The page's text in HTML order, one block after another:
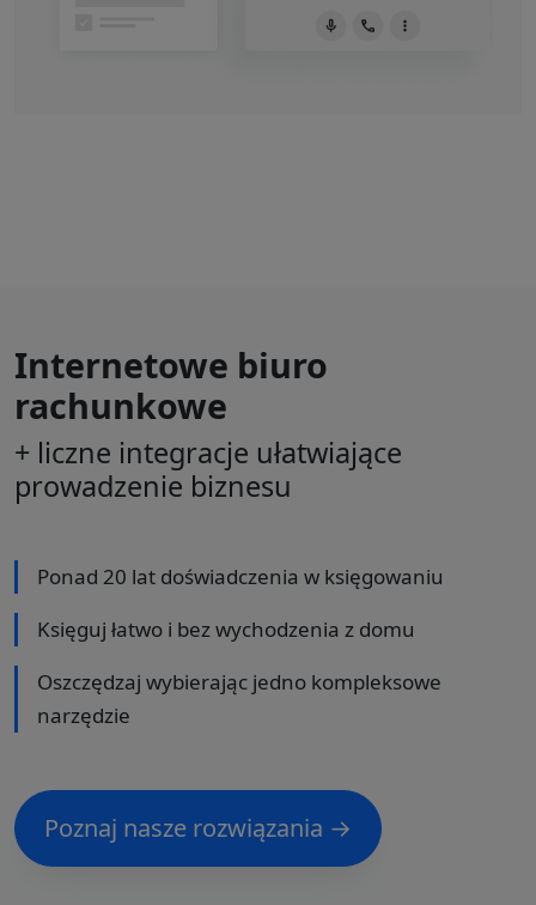
Internetowe biuro
rachunkowe
+ liczne integracje ułatwiające
prowadzenie biznesu
Ponad 20 lat doświadczenia w księgowaniu
Księguj łatwo i bez wychodzenia z domu
Oszczędzaj wybierając jedno kompleksowe
narzędzie
Poznaj nasze rozwiązania →